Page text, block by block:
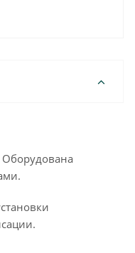
Оборудована